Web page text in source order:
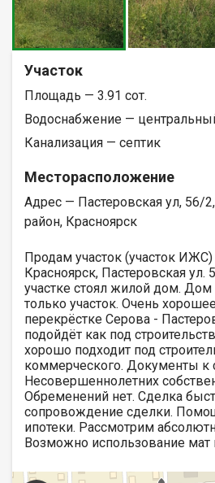
Участок
Площадь — 3.91 сот.
Водоснабжение —
Канализация — септик
Месторасположение
Адрес — Пастеровская ул, 56/
район, Красноярск
Продам участок (участок ИЖС)
Красноярск, Пастеровская ул.
участке стоял жилой дом. Дом
только участок. Очень
перекрёстке Серова -
подойдёт как под
хорошо подходит под
коммерческого. Документы к
Несовершеннолетних
Обременений нет. Сделка
сопровождение сделки.
ипотеки. Рассмотрим
Возможно использование мат